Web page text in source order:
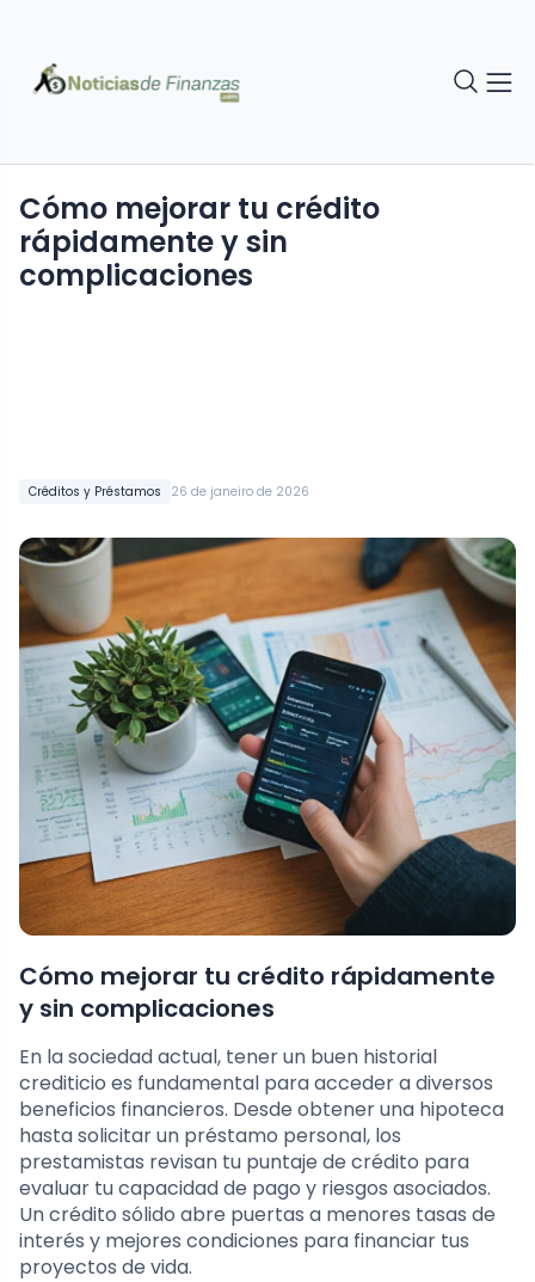
Créditos y Préstamos 26 de janeiro de 2026
Cómo mejorar tu crédito
rápidamente y sin
complicaciones
Cómo mejorar tu crédito rápidamente
y sin complicaciones
En la sociedad actual, tener un buen historial
crediticio es fundamental para acceder a diversos
beneficios financieros. Desde obtener una hipoteca
hasta solicitar un préstamo personal, los
prestamistas revisan tu puntaje de crédito para
evaluar tu capacidad de pago y riesgos asociados.
Un crédito sólido abre puertas a menores tasas de
interés y mejores condiciones para financiar tus
proyectos de vida.